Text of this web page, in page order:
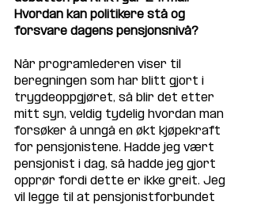
Hvordan kan politikere stå og
forsvare dagens pensjonsnivå?
Når programlederen viser til
beregningen som har blitt gjort i
trygdeoppgjøret, så blir det etter
mitt syn, veldig tydelig hvordan man
forsøker å unngå en økt kjøpekraft
for pensjonistene. Hadde jeg vært
pensjonist i dag, så hadde jeg gjort
opprør fordi dette er ikke greit. Jeg
vil legge til at pensjonistforbundet